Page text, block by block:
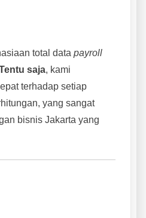
total data payroll
saja, kami
terhadap setiap
yang sangat
bisnis Jakarta yang